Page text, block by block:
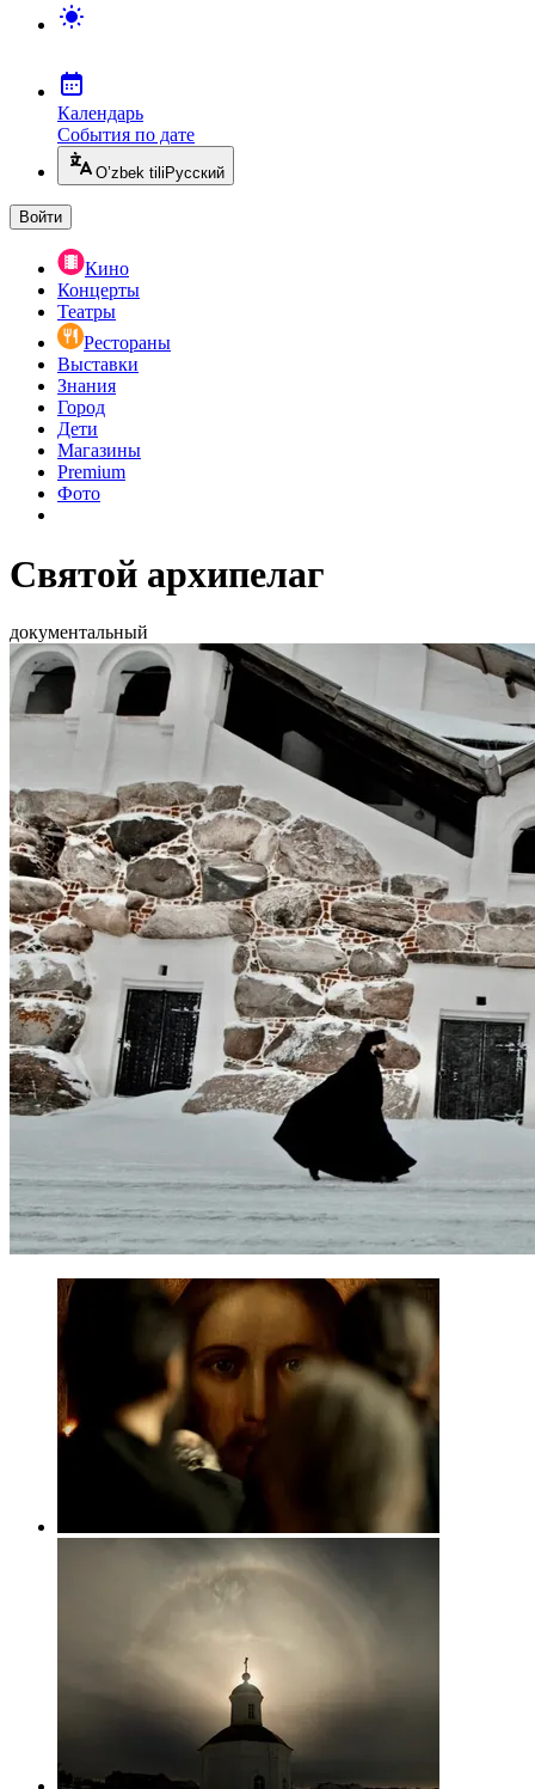
Календарь
События по дате
O’zbek tili Русский
Войти
Кино
Концерты
Театры
Рестораны
Выставки
Знания
Город
Дети
Магазины
Premium
Фото
Святой архипелаг
документальный